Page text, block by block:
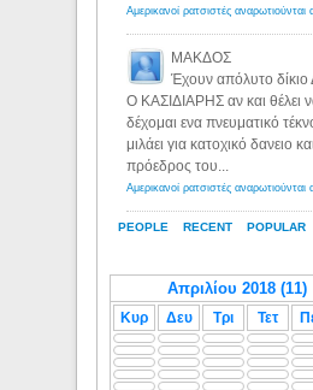
PEOPLE RECENT POPULAR
ΜΑΚΔΟΣ
Έχουν απόλυτο
Ο ΚΑΣΙΔΙΑΡΗΣ αν και θέλει
δέχομαι ενα πνευματικό
μιλάει για κατοχικό δανειο
πρόεδρος του...
Κυρ Δευ Τρι Τετ